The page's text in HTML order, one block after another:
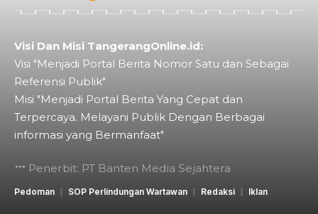
Visi Dan Misi TangerangOnline.id:
Visi "Menjadi Portal Berita Nomor Satu dan Sebagai
Referensi Publik"
Misi "Menjadi Portal Berita Yang Cepat dan
Terpercaya. Melayani Publik Dengan Berbagai
informasi yang Bermanfaat"
Penerbit: PT Banten Media Sejahtera
Pedoman SOP Perlindungan Wartawan Redaksi Iklan